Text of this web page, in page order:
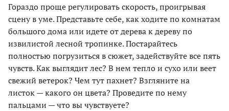
Гораздо проще регулировать скорость, проигрывая
сцену в уме. Представьте себе, как ходите по комнатам
большого дома или идете от дерева к дереву по
извилистой лесной тропинке. Постарайтесь
полностью погрузиться в сюжет, задействуйте все пять
чувств. Как выглядит лес? В нем тепло и сухо или веет
свежий ветерок? Чем тут пахнет? Взгляните на
листок — какого он цвета? Проведите по нему
пальцами — что вы чувствуете?